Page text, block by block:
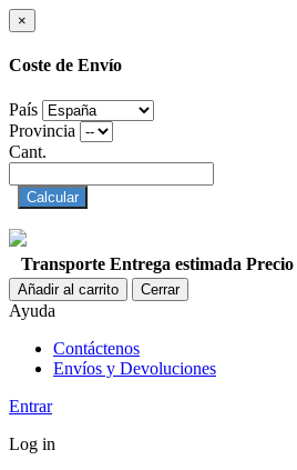
×
Coste de Envío
País
Provincia
Cant.
Calcular
Transporte Entrega estimada Precio
Añadir al carrito Cerrar
Ayuda
Contáctenos
Envíos y Devoluciones
Entrar
Log in